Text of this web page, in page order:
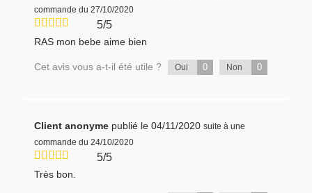
commande du 27/10/2020
5/5
RAS mon bebe aime bien
Cet avis vous a-t-il été utile ? Oui 0 Non 0
Client anonyme publié le 04/11/2020 suite à une
commande du 24/10/2020
5/5
Très bon.